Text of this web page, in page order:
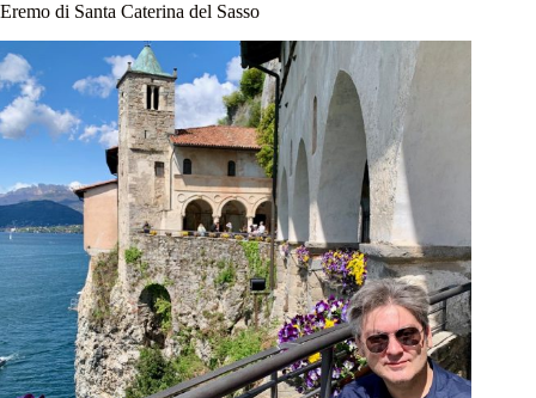
Eremo di Santa Caterina del Sasso